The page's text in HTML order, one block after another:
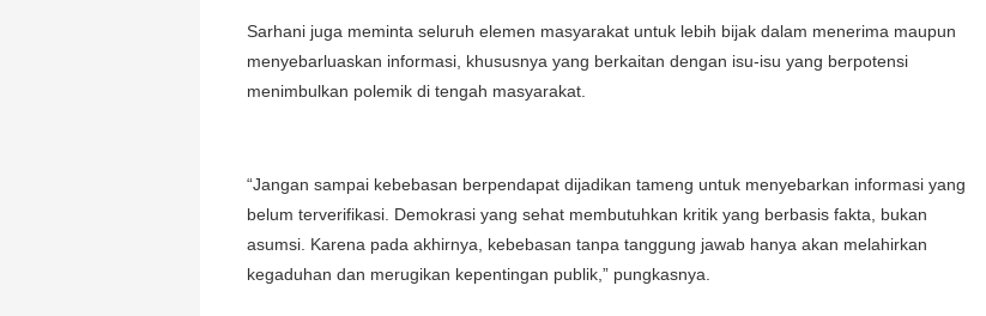
Sarhani juga meminta seluruh elemen masyarakat untuk lebih bijak dalam menerima maupun
menyebarluaskan informasi, khususnya yang berkaitan dengan isu-isu yang berpotensi
menimbulkan polemik di tengah masyarakat.
“Jangan sampai kebebasan berpendapat dijadikan tameng untuk menyebarkan informasi yang
belum terverifikasi. Demokrasi yang sehat membutuhkan kritik yang berbasis fakta, bukan
asumsi. Karena pada akhirnya, kebebasan tanpa tanggung jawab hanya akan melahirkan
kegaduhan dan merugikan kepentingan publik,” pungkasnya.